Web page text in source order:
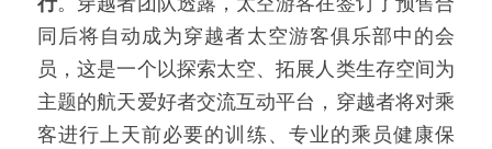
同后将自动成为穿越者太空游客俱乐部中的会
员，这是一个以探索太空、拓展人类生存空间为
主题的航天爱好者交流互动平台，穿越者将对乘
客进行上天前必要的训练、专业的乘员健康保